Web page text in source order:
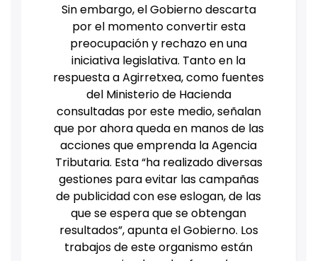
Sin embargo, el Gobierno descarta
por el momento convertir esta
preocupación y rechazo en una
iniciativa legislativa. Tanto en la
respuesta a Agirretxea, como fuentes
del Ministerio de Hacienda
consultadas por este medio, señalan
que por ahora queda en manos de las
acciones que emprenda la Agencia
Tributaria. Esta “ha realizado diversas
gestiones para evitar las campañas
de publicidad con ese eslogan, de las
que se espera que se obtengan
resultados”, apunta el Gobierno. Los
trabajos de este organismo están